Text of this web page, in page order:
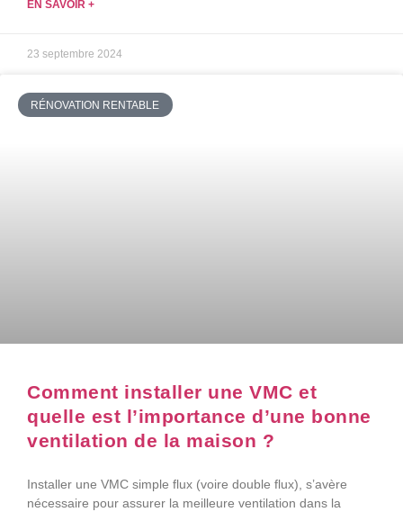
EN SAVOIR +
23 septembre 2024
RÉNOVATION RENTABLE
Comment installer une VMC et
quelle est l’importance d’une bonne
ventilation de la maison ?
Installer une VMC simple flux (voire double flux), s’avère
nécessaire pour assurer la meilleure ventilation dans la